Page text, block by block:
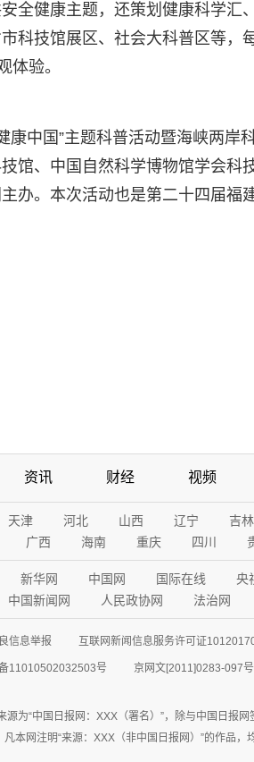
全健康主题，还策划健康科学汇
科技馆展区、社会大科普区等，
体验。
康中国”主题科普活动暨海峡两岸
馆、中国自然科学博物馆学会科
办。本次活动也是第二十四届福
资讯 财经 视频
天津 河北 山西 辽宁 吉林
广西
海南 重庆 四川
新华网 中国网 国际在线 央
中国新闻网
人民政协网 法治网
信息举报 互联网新闻信息服务许可证
11010502032503号 京网文[2011]0283-097号
源为“中国日报网：XXX（署名）”，除与中国日报
本网注明“来源：XXX（非中国日报网）”的作品